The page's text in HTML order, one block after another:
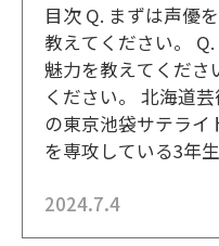
目次 Q. まずは声優
教えてください。
魅力を教えてくださ
ください。 北海道
の東京池袋サテライ
を専攻している3年
伺ってみた。 Q. ま
だ理由を教えてく
2024.7.4